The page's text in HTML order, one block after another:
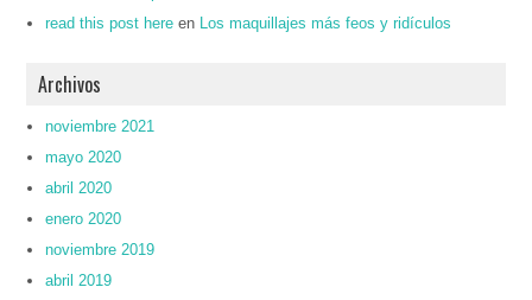
read this post here en Los maquillajes más feos y ridículos
Archivos
noviembre 2021
mayo 2020
abril 2020
enero 2020
noviembre 2019
abril 2019